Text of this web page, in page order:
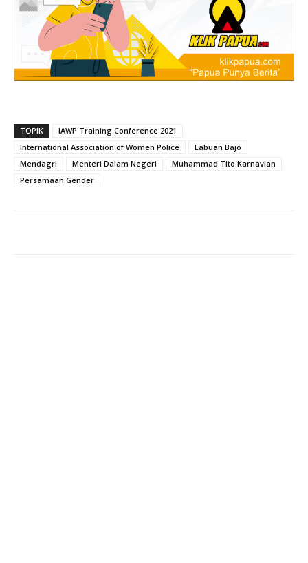
TOPIK
IAWP Training Conference 2021
International Association of Women Police
Labuan Bajo
Mendagri
Menteri Dalam Negeri
Muhammad Tito Karnavian
Persamaan Gender